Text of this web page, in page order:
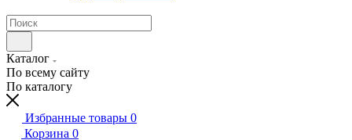
Каталог
По всему сайту
По каталогу
Избранные товары 0
Корзина 0